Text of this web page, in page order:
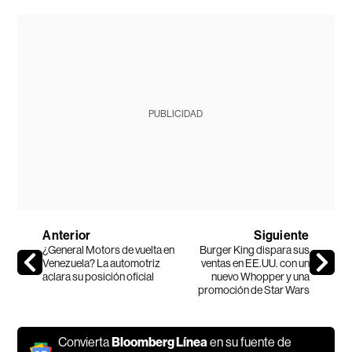
PUBLICIDAD
Anterior
¿General Motors de vuelta en
Venezuela? La automotriz
aclara su posición oficial
Siguiente
Burger King dispara sus
ventas en EE.UU. con un
nuevo Whopper y una
promoción de Star Wars
ConviertaBloomberg Línea en su fuente de